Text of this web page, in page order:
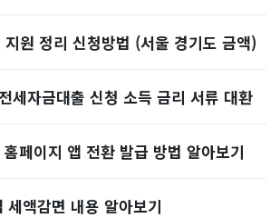
원 정리 신청방법 (서울 경기도 금액)
세자금대출 신청 소득 금리 서류 대환
페이지 앱 전환 발급 방법 알아보기
세액감면 내용 알아보기